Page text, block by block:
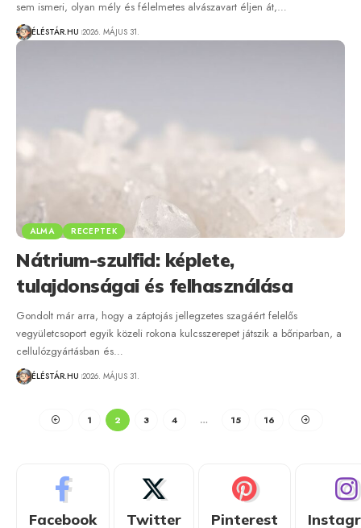
sem ismeri, olyan mély és félelmetes alvászavart éljen át,…
ÉLÉSTÁR.HU 2026. MÁJUS 31.
ALMA RECEPTEK
Nátrium-szulfid: képlete,
tulajdonságai és felhasználása
Gondolt már arra, hogy a záptojás jellegzetes szagáért felelős
vegyületcsoport egyik közeli rokona kulcsszerepet játszik a bőriparban, a
cellulózgyártásban és…
ÉLÉSTÁR.HU 2026. MÁJUS 31.
1 2 3 4 … 15 16
Facebook Twitter Pinterest